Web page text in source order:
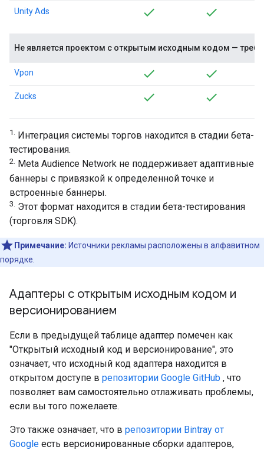
Unity Ads
Не является проектом с открытым исходным кодом —
Vpon
Zucks
1. Интеграция системы торгов находится в стадии бета-
тестирования.
2.
Meta Audience Network не поддерживает адаптивные
баннеры с привязкой к определенной точке и
встроенные баннеры.
3. Этот формат находится в стадии бета-тестирования
(торговля SDK).
Примечание: Источники рекламы расположены в алфавитном
порядке.
Адаптеры с открытым исходным кодом и
версионированием
Если в предыдущей таблице адаптер помечен как
"Открытый исходный код и версионирование", это
означает, что исходный код адаптера находится в
открытом доступе в репозитории Google GitHub , что
позволяет вам самостоятельно отлаживать проблемы,
если вы того пожелаете.
Это также означает, что в репозитории Bintray от
Google есть версионированные сборки адаптеров,